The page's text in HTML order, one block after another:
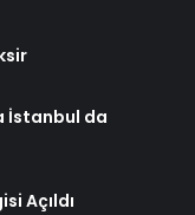
İstanbul da
Açıldı